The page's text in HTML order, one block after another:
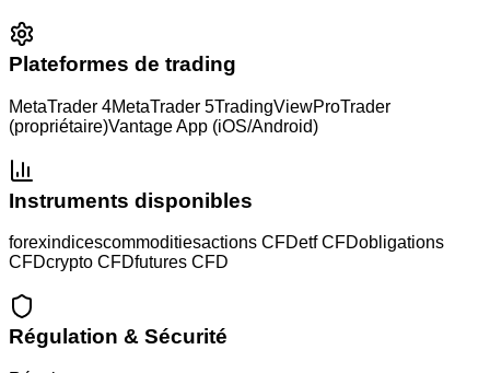
Plateformes de trading
MetaTrader 4MetaTrader 5TradingViewProTrader
(propriétaire)Vantage App (iOS/Android)
Instruments disponibles
forexindicescommoditiesactions CFDetf CFDobligations
CFDcrypto CFDfutures CFD
Régulation & Sécurité